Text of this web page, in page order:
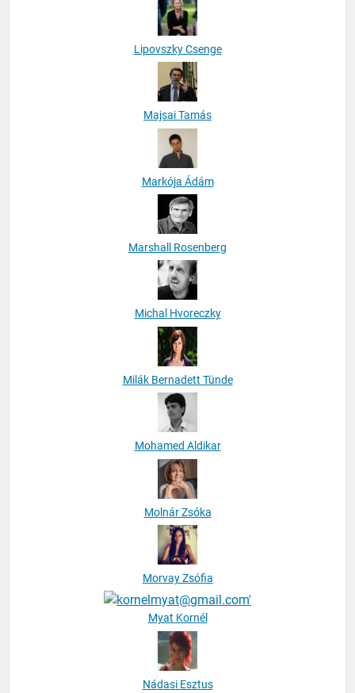
Lipovszky Csenge
Majsai Tamás
Markója Ádám
Marshall Rosenberg
Michal Hvoreczky
Milák Bernadett Tünde
Mohamed Aldikar
Molnár Zsóka
Morvay Zsófia
Myat Kornél
Nádasi Esztus